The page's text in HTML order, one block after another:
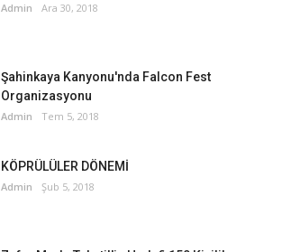
Admin Ara 30, 2018
Şahinkaya Kanyonu'nda Falcon Fest
Organizasyonu
Admin Tem 5, 2018
KÖPRÜLÜLER DÖNEMİ
Admin Şub 5, 2018